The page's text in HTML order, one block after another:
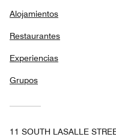
Alojamientos
Restaurantes
Experiencias
Grupos
11 SOUTH LASALLE